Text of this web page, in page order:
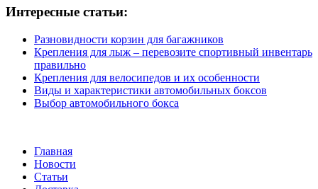
Интересные статьи:
Разновидности корзин для багажников
Крепления для лыж – перевозите спортивный инвентарь
правильно
Крепления для велосипедов и их особенности
Виды и характеристики автомобильных боксов
Выбор автомобильного бокса
Главная
Новости
Статьи